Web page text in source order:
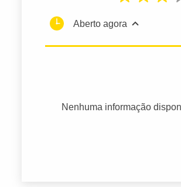
Aberto agora
Nenhuma informação